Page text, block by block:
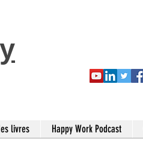
livres Happy Work Podcast